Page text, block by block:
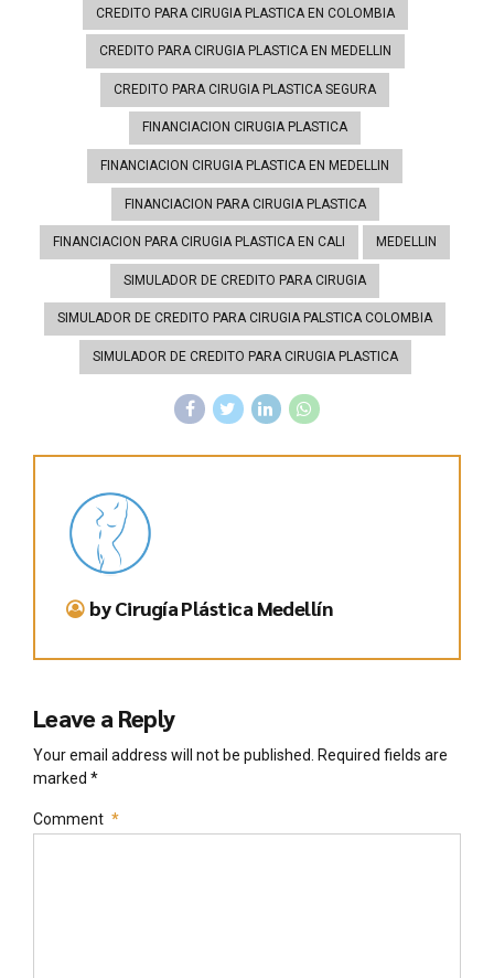
CREDITO PARA CIRUGIA PLASTICA EN COLOMBIA
CREDITO PARA CIRUGIA PLASTICA EN MEDELLIN
CREDITO PARA CIRUGIA PLASTICA SEGURA
FINANCIACION CIRUGIA PLASTICA
FINANCIACION CIRUGIA PLASTICA EN MEDELLIN
FINANCIACION PARA CIRUGIA PLASTICA
FINANCIACION PARA CIRUGIA PLASTICA EN CALI MEDELLIN
SIMULADOR DE CREDITO PARA CIRUGIA
SIMULADOR DE CREDITO PARA CIRUGIA PALSTICA COLOMBIA
SIMULADOR DE CREDITO PARA CIRUGIA PLASTICA
by Cirugía Plástica Medellín
Leave a Reply
Your email address will not be published. Required fields are
marked *
Comment *